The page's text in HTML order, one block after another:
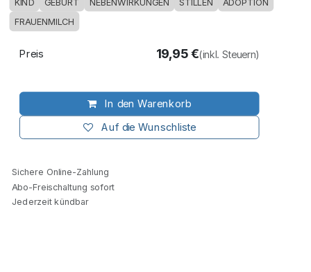
FRAUENMILCH
In den Warenkorb
Auf die Wunschliste
Preis 19,95€(inkl. Steuern)
Sichere Online-Zahlung
Abo-Freischaltung sofort
Jederzeit kündbar